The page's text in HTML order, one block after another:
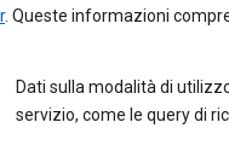
. Queste informazioni
Dati sulla modalità di
servizio, come le query di